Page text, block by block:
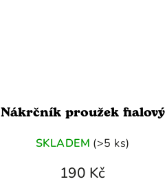
Nákrčník proužek fialový
SKLADEM (>5 ks)
190 Kč